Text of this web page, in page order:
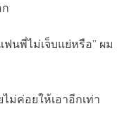
นพี่ไม่เจ็บแย่หรือ” ผม
ม่ค่อยให้เอาอีกเท่า